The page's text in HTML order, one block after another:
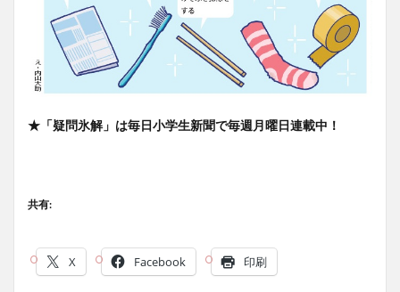
★「疑問氷解」は毎日小学生新聞で毎週月曜日連載中！
共有:
X Facebook 印刷